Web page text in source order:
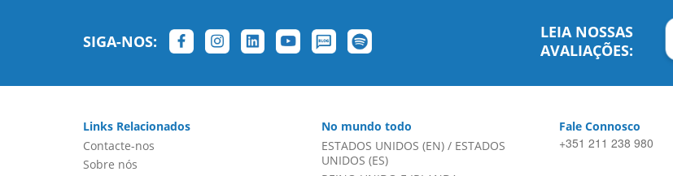
SIGA-NOS:
LEIA NOSSAS
AVALIAÇÕES:
Links Relacionados
Contacte-nos
Sobre nós
No mundo todo
ESTADOS UNIDOS (EN)/ ESTADOS
UNIDOS (ES)
Fale Connosco
+351 211 238 980